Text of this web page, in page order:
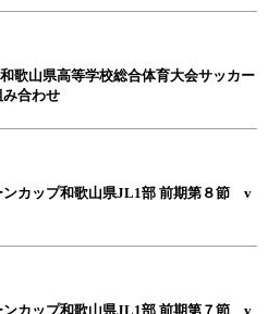
歌山県高等学校総合体育大会サッカー
合わせ
ンカップ和歌山県JL1部 前期第８節 v
ンカップ和歌山県JL1部 前期第７節 v